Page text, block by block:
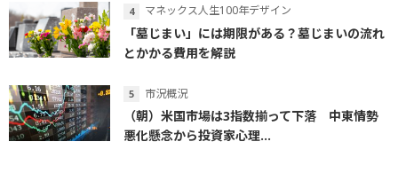
マネックス人生100年デザイン
「墓じまい」には期限がある？墓じまいの流れ
とかかる費用を解説
市況概況
（朝）米国市場は3指数揃って下落 中東情勢
悪化懸念から投資家心理...